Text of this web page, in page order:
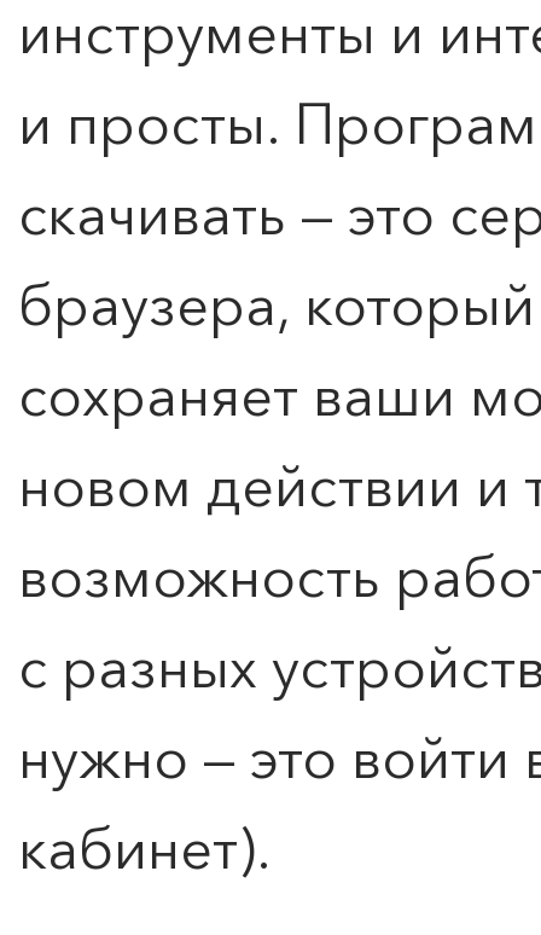
инструменты и
и просты.
скачивать — это
браузера,
сохраняет ваши
новом действии и
возможность
с разных
нужно — это войти
кабинет).